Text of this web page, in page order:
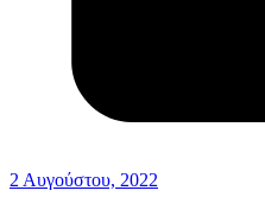
2 Αυγούστου, 2022